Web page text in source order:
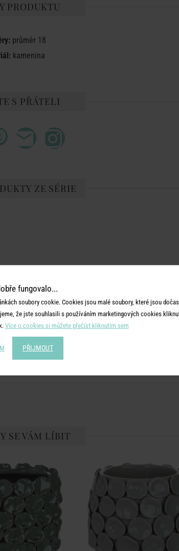
PRODUKTU
průměr 18
kamenina
S PŘÁTELI
ZE SÉRIE
SE VÁM LÍBIT
fungovalo...
soubory cookie. Cookies jsou malé soubory, které jsou
že jste souhlasili s používáním marketingových cookies
Více o cookies si můžete přečíst kliknutím sem
PŘIJMOUT